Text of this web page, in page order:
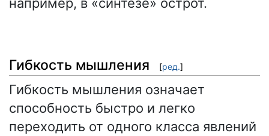
Гибкость мышления [ред.]
Гибкость мышления означает
способность быстро и легко
переходить от одного класса явлений